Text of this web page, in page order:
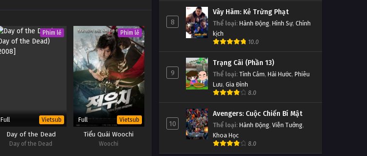
Phim lẻ
Full Vietsub
Day of the Dead
Day of the Dead
Phim lẻ
Full Vietsub
Tiểu Quái Woochi
Woochi
8
Vây Hãm: Kẻ Trừng Phạt
Thể loại: Hành Động, Hình Sự, Chính
kịch
10.0
9
Trạng Cãi (Phần 13)
Thể loại: Tình Cảm, Hài Hước, Phiêu
Lưu, Gia Đình
8.0
10
Avengers: Cuộc Chiến Bí Mật
Thể loại: Hành Động, Viễn Tưởng,
Khoa Học
8.0